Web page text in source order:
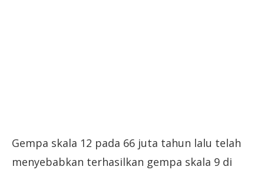
Gempa skala 12 pada 66 juta tahun lalu telah
menyebabkan terhasilkan gempa skala 9 di